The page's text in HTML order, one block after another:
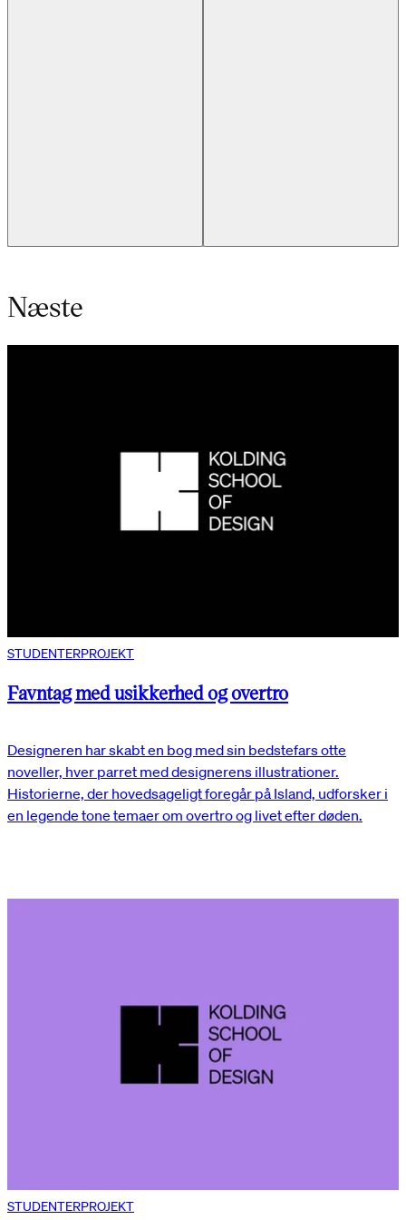
Næste
STUDENTERPROJEKT
Favntag med usikkerhed og overtro
Designeren har skabt en bog med sin bedstefars otte
noveller, hver parret med designerens illustrationer.
Historierne, der hovedsageligt foregår på Island, udforsker i
en legende tone temaer om overtro og livet efter døden.
STUDENTERPROJEKT